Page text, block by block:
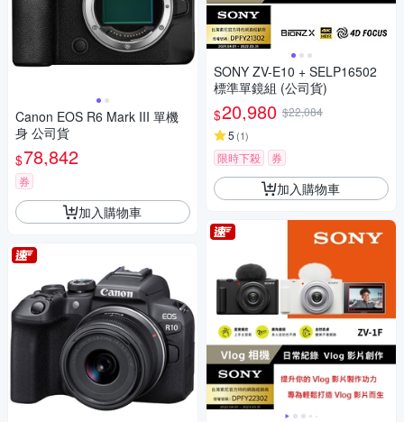
Canon EOS R6 Mark III 單機
身 公司貨
$78,842
券
加入購物車
SONY ZV-E10 + SELP16502
標準單鏡組 (公司貨)
$20,980 $22,084
5 (1)
限時下殺 券
加入購物車